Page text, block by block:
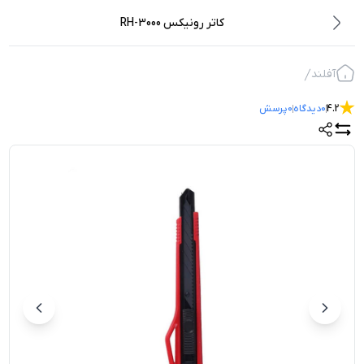
کاتر رونیکس RH-3000
آفلند
4.2
0دیدگاه0پرسش